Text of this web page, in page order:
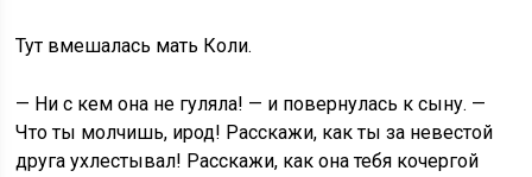
Тут вмешалась мать Коли.
— Ни с кем она не гуляла! — и повернулась к сыну. —
Что ты молчишь, ирод! Расскажи, как ты за невестой
друга ухлестывал! Расскажи, как она тебя кочергой